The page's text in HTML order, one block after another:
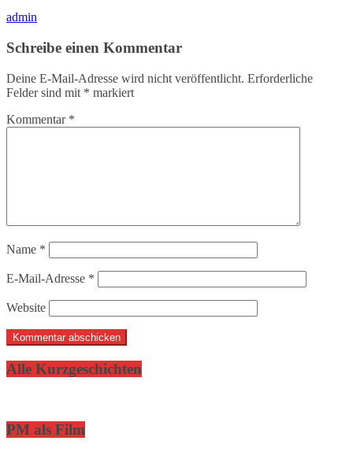
admin
Schreibe einen Kommentar
Deine E-Mail-Adresse wird nicht veröffentlicht. Erforderliche
Felder sind mit * markiert
Kommentar *
Name *
E-Mail-Adresse *
Website
Alle Kurzgeschichten
PM als Film